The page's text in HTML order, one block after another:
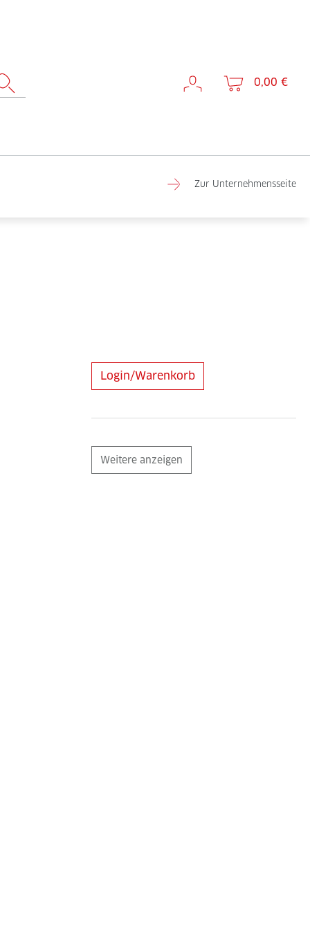
0,00 €
Zur Unternehmensseite
Login/Warenkorb
Weitere anzeigen